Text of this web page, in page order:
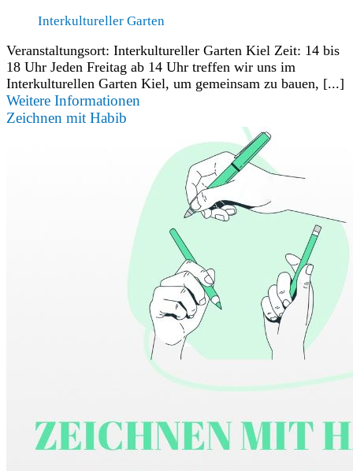
Interkultureller Garten
Veranstaltungsort: Interkultureller Garten Kiel Zeit: 14 bis
18 Uhr Jeden Freitag ab 14 Uhr treffen wir uns im
Interkulturellen Garten Kiel, um gemeinsam zu bauen, [...]
Weitere Informationen
Zeichnen mit Habib